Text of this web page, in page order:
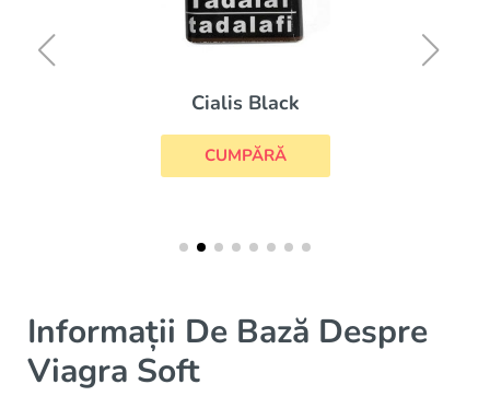
Cialis Black
CUMPĂRĂ
Informații De Bază Despre
Viagra Soft